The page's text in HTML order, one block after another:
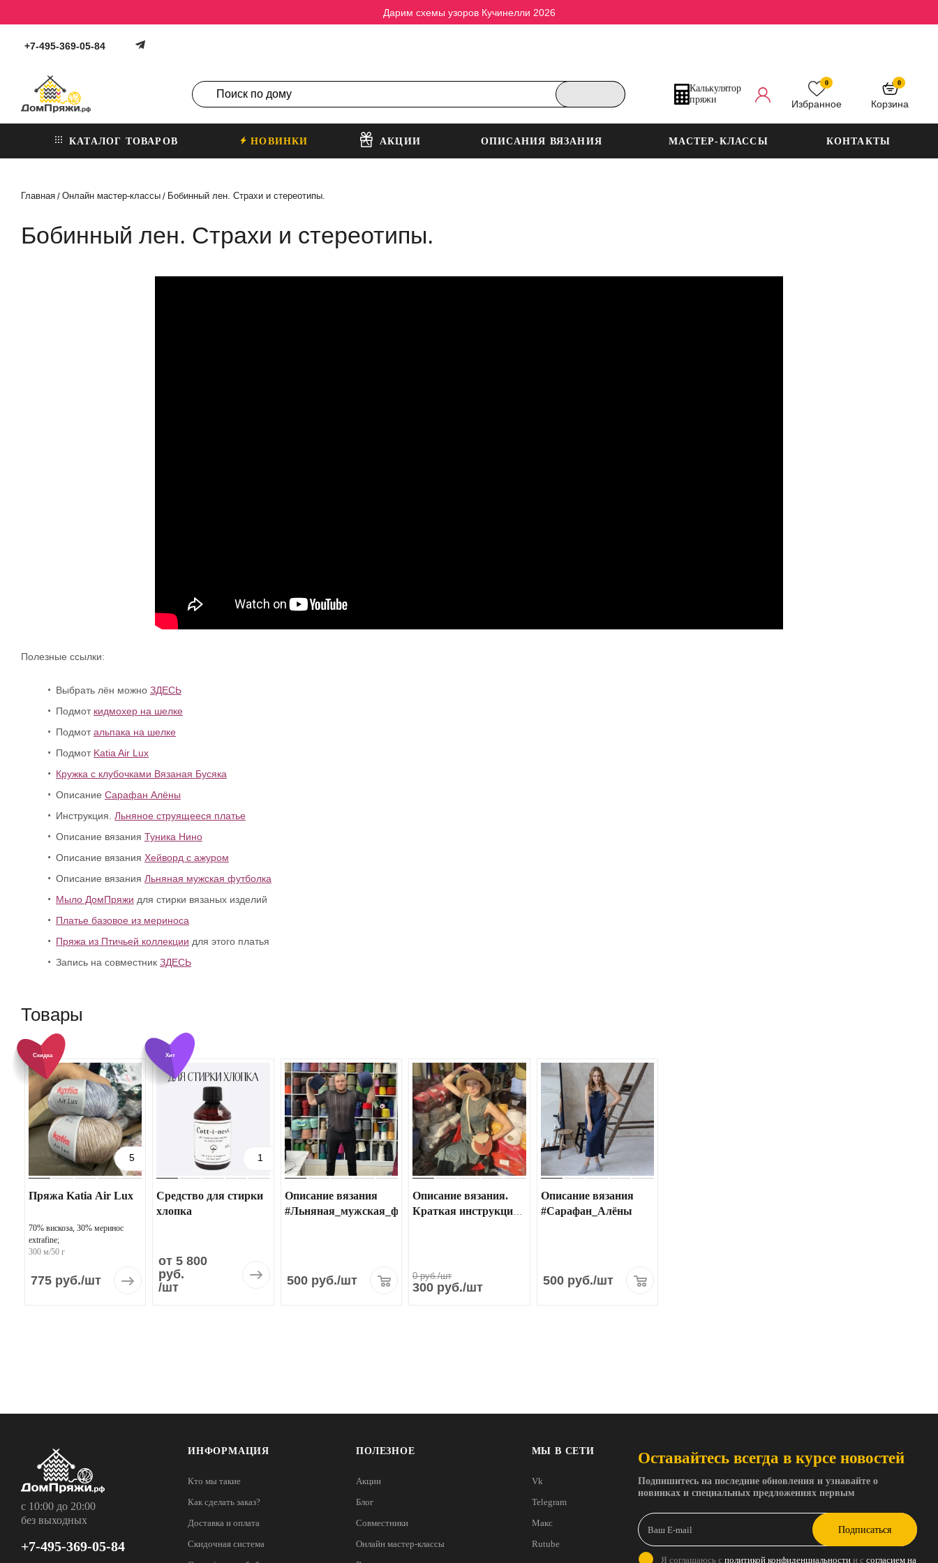
Дарим схемы узоров Кучинелли 2026
+7-495-369-05-84
Калькулятор
пряжи
Избранное
0
Корзина
0
КАТАЛОГ ТОВАРОВ НОВИНКИ АКЦИИ ОПИСАНИЯ ВЯЗАНИЯ МАСТЕР-КЛАССЫ КОНТАКТЫ
Главная / Онлайн мастер-классы / Бобинный лен. Страхи и стереотипы.
Бобинный лен. Страхи и стереотипы.
Полезные ссылки:
Выбрать лён можно ЗДЕСЬ
Подмот кидмохер на шелке
Подмотальпака на шелке
Подмот Katia Air Lux
Кружка с клубочками Вязаная Бусяка
Описание Сарафан Алёны
Инструкция. Льняное струящееся платье
Описание вязания Туника Нино
Описание вязания Хейворд с ажуром
Описание вязания Льняная мужская футболка
Мыло ДомПряжи для стирки вязаных изделий
Платье базовое из мериноса
Пряжа из Птичьей коллекции для этого платья
Запись на совместник ЗДЕСЬ
Товары
Скидка
5
Пряжа Katia Air Lux
70% вискоза, 30% меринос
extrafine;
300 м/50 г
775 руб./шт
Хит
1
Средство для стирки
хлопка
от 5 800
руб.
/шт
Описание вязания
#Льняная_мужская_футболка
500руб./шт
Описание вязания.
Краткая инструкция.
300 руб./шт
0руб./шт
Описание вязания
#Сарафан_Алёны
500руб./шт
с 10:00 до 20:00
без выходных
+7-495-369-05-84
ИНФОРМАЦИЯ
Кто мы такие
Как сделать заказ?
Доставка и оплата
Скидочная система
ПОЛЕЗНОЕ
Акции
Блог
Совместники
Онлайн мастер-классы
МЫ В СЕТИ
Vk
Telegram
Макс
Rutube
Оставайтесь всегда в курсе новостей
Подпишитесь на последние обновления и узнавайте о
новинках и специальных предложениях первым
Подписаться
Я соглашаюсь с политикой конфиденциальности и с согласием на